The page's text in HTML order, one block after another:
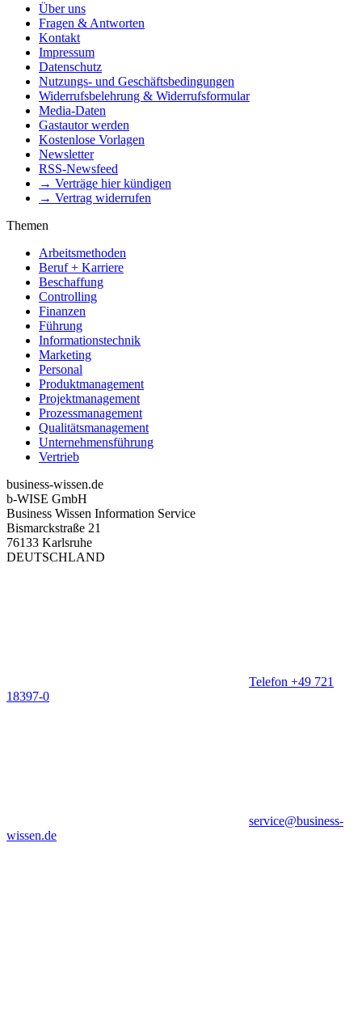
Über uns
Fragen & Antworten
Kontakt
Impressum
Datenschutz
Nutzungs- und Geschäftsbedingungen
Widerrufsbelehrung & Widerrufsformular
Media-Daten
Gastautor werden
Kostenlose Vorlagen
Newsletter
RSS-Newsfeed
→ Verträge hier kündigen
→ Vertrag widerrufen
Themen
Arbeitsmethoden
Beruf + Karriere
Beschaffung
Controlling
Finanzen
Führung
Informationstechnik
Marketing
Personal
Produktmanagement
Projektmanagement
Prozessmanagement
Qualitätsmanagement
Unternehmensführung
Vertrieb
business-wissen.de
b-WISE GmbH
Business Wissen Information Service
Bismarckstraße 21
76133 Karlsruhe
DEUTSCHLAND
Telefon +49 721
18397-0
service@business-
wissen.de